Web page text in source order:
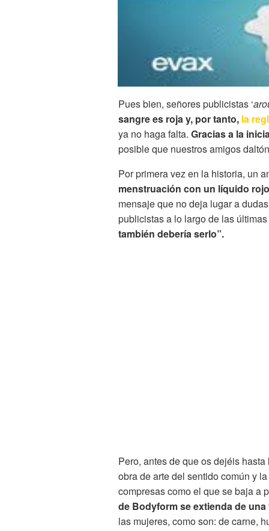
Pues bien, señores publicistas ‘
sangre es roja y, por tanto, la
ya no haga falta. Gracias a la
posible que nuestros amigos
Por primera vez en la historia, un
menstruación con un líquido
mensaje que no deja lugar a
publicistas a lo largo de las
también debería serlo”.
Pero, antes de que os dejéis
obra de arte del sentido común y
compresas como el que se baja a
de Bodyform se extienda de
las mujeres, como son: de carne,